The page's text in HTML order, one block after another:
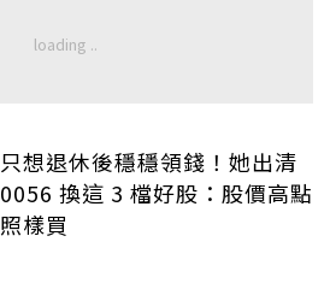
只想退休後穩穩領錢！她出清
0056 換這 3 檔好股：股價高點
照樣買